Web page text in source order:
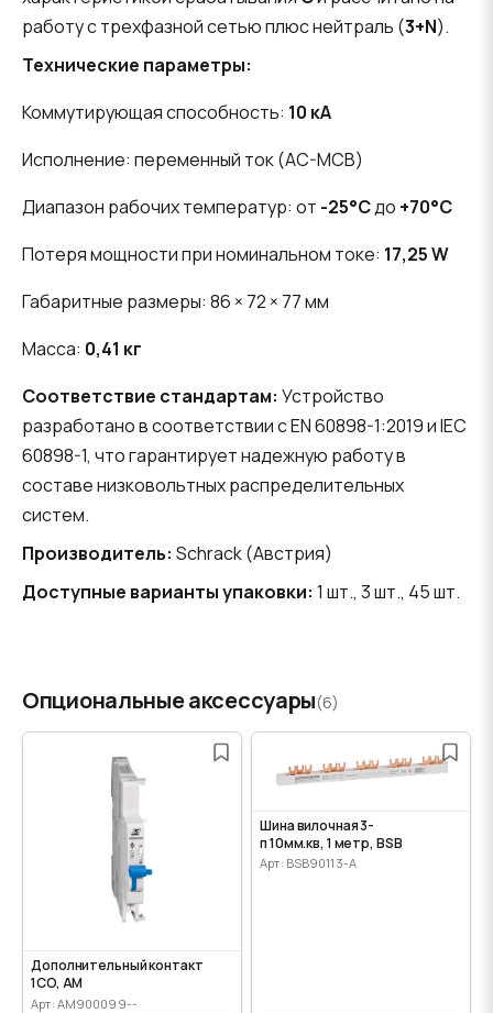
работу с трехфазной сетью плюс нейтраль (3+N).
Технические параметры:
Коммутирующая способность: 10 кА
Исполнение: переменный ток (AC-MCB)
Диапазон рабочих температур: от -25°Cдо +70°C
Потеря мощности при номинальном токе: 17,25 W
Габаритные размеры: 86 × 72 × 77 мм
Масса: 0,41 кг
Соответствие стандартам: Устройство
разработано в соответствии с EN 60898-1:2019 и IEC
60898-1, что гарантирует надежную работу в
составе низковольтных распределительных
систем.
Производитель: Schrack (Австрия)
Доступные варианты упаковки: 1 шт., 3 шт., 45 шт.
Опциональные аксессуары(6)
Дополнительный контакт
1CO, AM
Арт: AM900099--
Шина вилочная 3-
п 10мм.кв, 1 метр, BSB
Арт: BSB90113-A